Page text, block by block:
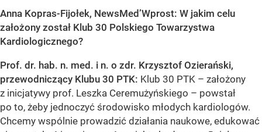
Anna Kopras-Fijołek, NewsMed’Wprost: W jakim celu
założony został Klub 30 Polskiego Towarzystwa
Kardiologicznego?
Prof. dr. hab. n. med. i n. o zdr. Krzysztof Ozierański,
przewodniczący Klubu 30 PTK: Klub 30 PTK – założony
z inicjatywy prof. Leszka Ceremużyńskiego – powstał
po to, żeby jednoczyć środowisko młodych kardiologów.
Chcemy wspólnie prowadzić działania naukowe, edukować